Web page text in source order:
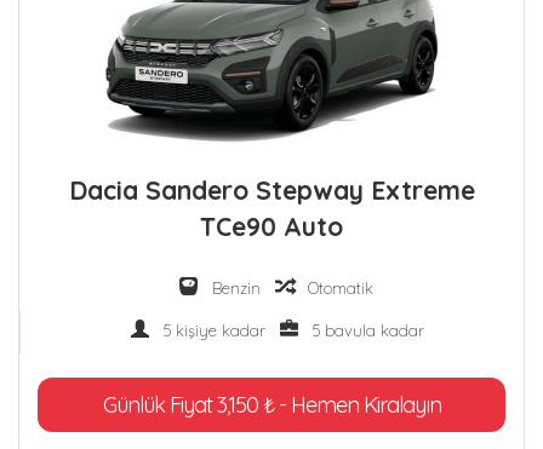
Dacia Sandero Stepway Extreme
TCe90 Auto
Benzin Otomatik
5 kişiye kadar 5 bavula kadar
Günlük Fiyat 3,150 ₺ - Hemen Kiralayın